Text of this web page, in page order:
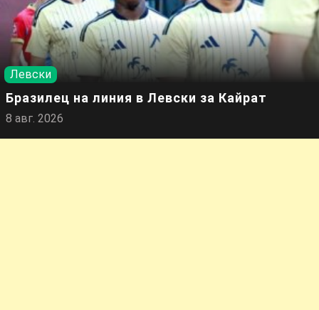
Левски
Бразилец на линия в Левски за Кайрат
8 авг. 2026